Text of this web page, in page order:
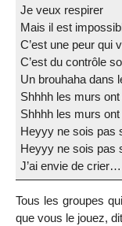
Je veux respirer
Mais il est
C’est une peur qui
C’est du contrôle
Un brouhaha dans
Shhhh les murs
Shhhh les murs
Heyyy ne sois pas
Heyyy ne sois pas
J’ai envie de crier…
Tous les groupes
que vous le jouez,